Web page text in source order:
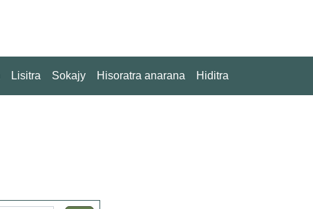
Lisitra Sokajy Hisoratra anarana Hiditra